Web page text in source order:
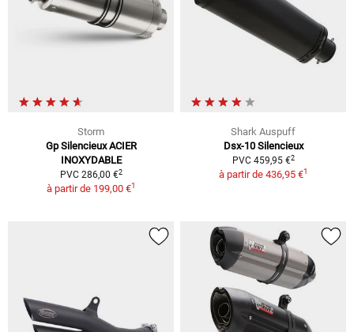
Storm
Gp Silencieux ACIER
INOXYDABLE
PVC 286,00 €2
à partir de 199,00 €1
Shark Auspuff
Dsx-10 Silencieux
PVC 459,95 €2
à partir de 436,95 €1